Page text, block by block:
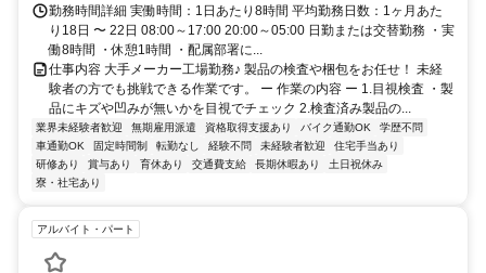
勤務時間詳細 実働時間：1日あたり8時間 平均勤務日数：1ヶ月あた
り18日 〜 22日 08:00～17:00 20:00～05:00 日勤または交替勤務 ・実
働8時間 ・休憩1時間 ・配属部署に...
仕事内容 大手メーカー工場勤務♪ 製品の検査や梱包をお任せ！ 未経
験者の方でも挑戦できる作業です。 ー 作業の内容 ー 1.目視検査 ・製
品にキズや凹みが無いかを目視でチェック 2.検査済み製品の...
業界未経験者歓迎 無期雇用派遣 資格取得支援あり バイク通勤OK
学歴不問
車通勤OK
固定時間制 転勤なし 経験不問 未経験者歓迎
住宅手当あり
研修あり
賞与あり 育休あり 交通費支給 長期休暇あり
土日祝休み
寮・社宅あり
アルバイト・パート